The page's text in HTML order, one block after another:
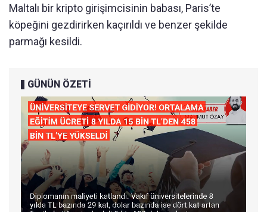
Maltalı bir kripto girişimcisinin babası, Paris’te
köpeğini gezdirirken kaçırıldı ve benzer şekilde
parmağı kesildi.
GÜNÜN ÖZETİ